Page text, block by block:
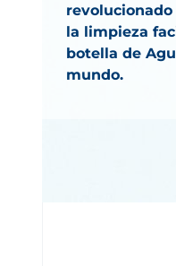
la limpieza
botella de
mundo.